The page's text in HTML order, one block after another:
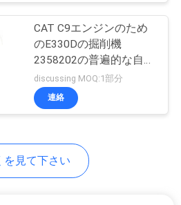
CAT C9エンジンのため
のE330Dの掘削機
2358202の普遍的な自動
配線用ハーネス
discussing MOQ:1部分
連絡
を見て下さい